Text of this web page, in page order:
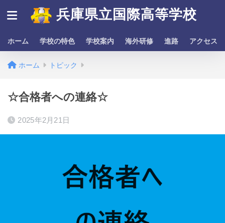
兵庫県立国際高等学校
ホーム 学校の特色 学校案内 海外研修 進路 アクセス
ホーム トピック
☆合格者への連絡☆
2025年2月21日